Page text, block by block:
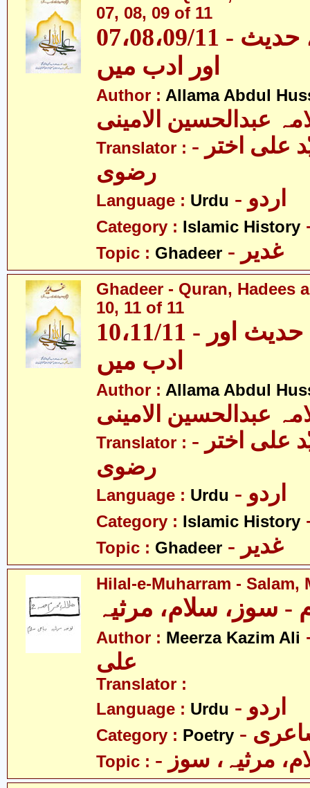
07, 08, 09 of 11
07،08،09/11 - غدیر - قرآن، حدیث
اور ادب میں
Author : Allama Abdul
عبدالحسین الامینی
Translator : - مولانا سیّد علی اختر
رضوی
Language : Urdu - اردو
Category : Islamic History
Topic : Ghadeer - غدیر
Ghadeer - Quran, Hadees
10, 11 of 11
10،11/11 - غدیر - قرآن، حدیث اور
ادب میں
Author : Allama Abdul
عبدالحسین الامینی
Translator : - مولانا سیّد علی اختر
رضوی
Language : Urdu - اردو
Category : Islamic History
Topic : Ghadeer - غدیر
Hilal-e-Muharram - Salam,
- سوز، سلام، مرثیہ
Author : Meerza Kazim Ali
علی
Translator :
Language : Urdu - اردو
Category : Poetry
Topic : مرثیہ، سوز